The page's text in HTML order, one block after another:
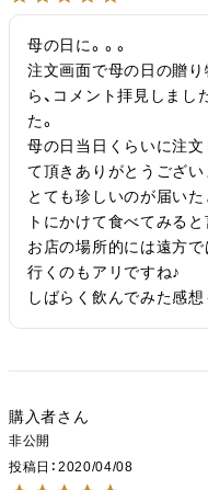
母の日に。。。
注文画面で母の日の贈
ら、コメント拝見しま
た。
母の日当日くらいに注文
て頂きありがとうござい
とても珍しいのが届い
トにかけて食べてみると
お店の場所的には遠方
行くのもアリですね♪
しばらく飲んでみた感想
購入者
非公開
投稿日
2020/04/08